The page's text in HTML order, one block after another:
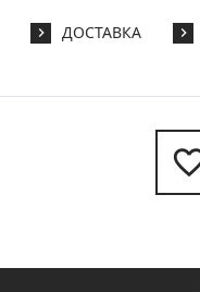
ДОСТАВКА